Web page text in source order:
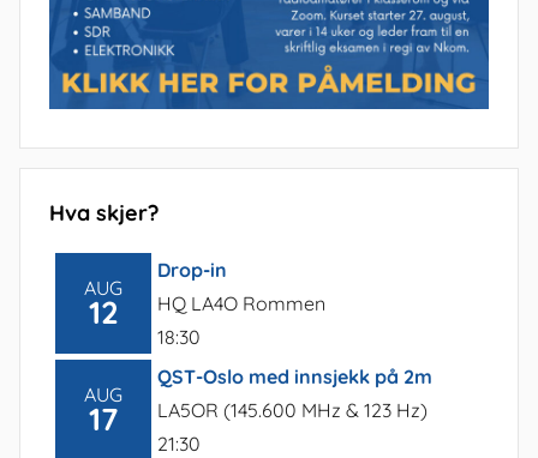
Hva skjer?
AUG
12
Drop-in
HQ LA4O Rommen
18:30
AUG
17
QST-Oslo med innsjekk på 2m
LA5OR (145.600 MHz & 123 Hz)
21:30